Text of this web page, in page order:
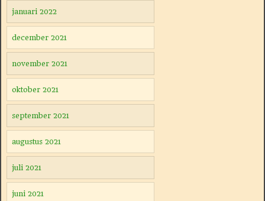
januari 2022
december 2021
november 2021
oktober 2021
september 2021
augustus 2021
juli 2021
juni 2021